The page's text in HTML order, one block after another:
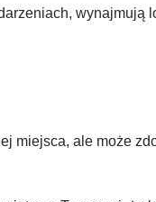
wynajmują
miejsca, ale może